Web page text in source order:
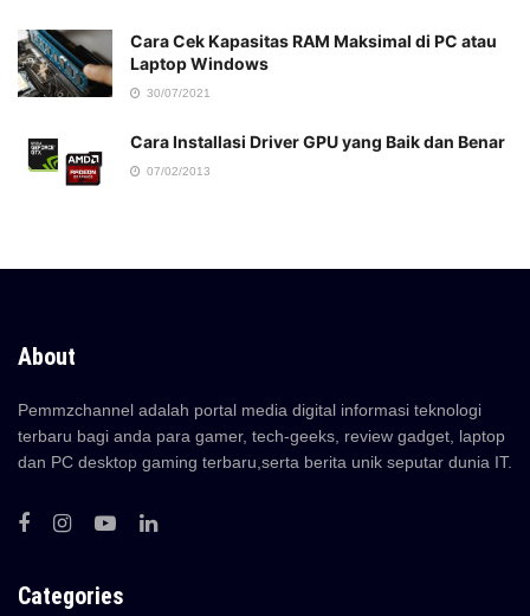
Cara Cek Kapasitas RAM Maksimal di PC atau
Laptop Windows
30/07/2021
Cara Installasi Driver GPU yang Baik dan Benar
07/02/2013
About
Pemmzchannel adalah portal media digital informasi teknologi
terbaru bagi anda para gamer, tech-geeks, review gadget, laptop
dan PC desktop gaming terbaru,serta berita unik seputar dunia IT.
Categories